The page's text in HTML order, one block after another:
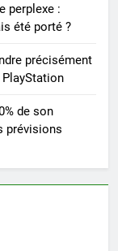
perplexe :
été porté ?
précisément
de son
prévisions